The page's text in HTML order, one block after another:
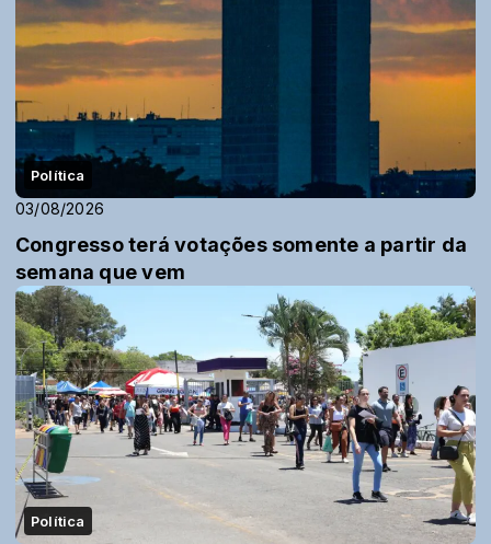
Política
03/08/2026
Congresso terá votações somente a partir da
semana que vem
Política